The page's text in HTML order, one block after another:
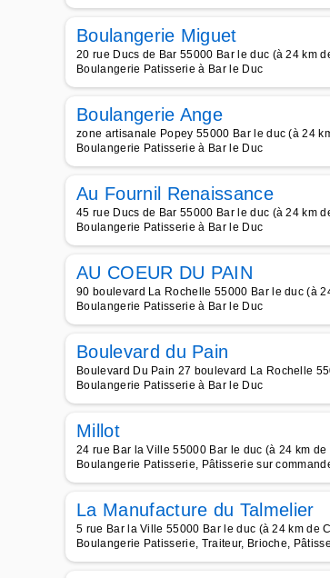
Boulangerie Miguet
20 rue Ducs de Bar 55000 Bar le duc (à 24 km
Boulangerie Patisserie à Bar le Duc
Boulangerie Ange
zone artisanale Popey 55000 Bar le duc (à 24
Boulangerie Patisserie à Bar le Duc
Au Fournil Renaissance
45 rue Ducs de Bar 55000 Bar le duc (à 24 km
Boulangerie Patisserie à Bar le Duc
AU COEUR DU PAIN
90 boulevard La Rochelle 55000 Bar le duc (à
Boulangerie Patisserie à Bar le Duc
Boulevard du Pain
Boulevard Du Pain 27 boulevard La Rochelle
Boulangerie Patisserie à Bar le Duc
Millot
24 rue Bar la Ville 55000 Bar le duc (à 24 km
Boulangerie Patisserie, Pâtisserie sur
La Manufacture du Talmelier
5 rue Bar la Ville 55000 Bar le duc (à 24 km de
Boulangerie Patisserie, Traiteur, Brioche,